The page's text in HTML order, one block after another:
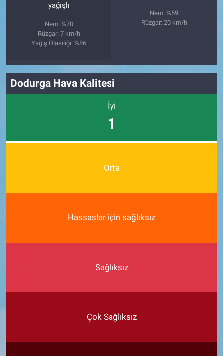
yağışlı
Nem: %70
Rüzgar: 7 km/h
Yağış Olasılığı: %86
Nem: %59
Rüzgar: 20 km/h
Dodurga Hava Kalitesi
İyi
1
Orta
Hassaslar için sağlıksız
Sağlıksız
Çok Sağlıksız